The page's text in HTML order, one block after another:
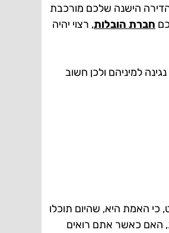
הדירה הישנה שלכם מורכבת
חברת הובלות, רצוי יהיה
למיניהם ולכן חשוב
כי האמת היא, שהיום תוכלו
האם כאשר אתם רואים